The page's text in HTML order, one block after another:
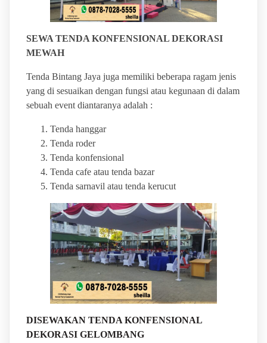
SEWA TENDA KONFENSIONAL DEKORASI
MEWAH
Tenda Bintang Jaya juga memiliki beberapa ragam jenis
yang di sesuaikan dengan fungsi atau kegunaan di dalam
sebuah event diantaranya adalah :
Tenda hanggar
Tenda roder
Tenda konfensional
Tenda cafe atau tenda bazar
Tenda sarnavil atau tenda kerucut
DISEWAKAN TENDA KONFENSIONAL
DEKORASI GELOMBANG